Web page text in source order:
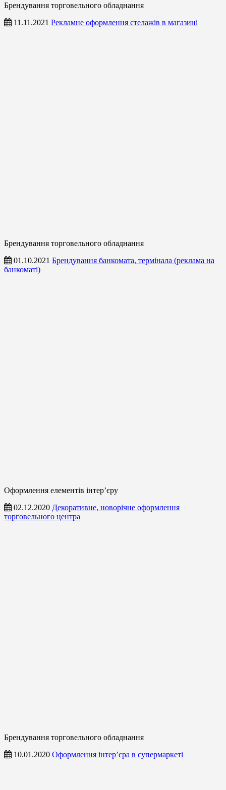
Брендування торговельного обладнання
11.11.2021 Рекламне оформлення стелажів в магазині
Брендування торговельного обладнання
01.10.2021 Брендування банкомата, термінала (реклама на
банкоматі)
Оформлення елементів інтер’єру
02.12.2020 Декоративне, новорічне оформлення
торговельного центра
Брендування торговельного обладнання
10.01.2020 Оформлення інтер’єра в супермаркеті